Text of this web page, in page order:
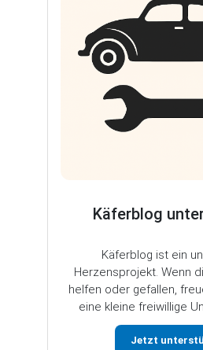
Käferblog
Käferblog ist ein
Herzensprojekt. Wenn
helfen oder gefallen,
eine kleine freiwillige
Jetzt